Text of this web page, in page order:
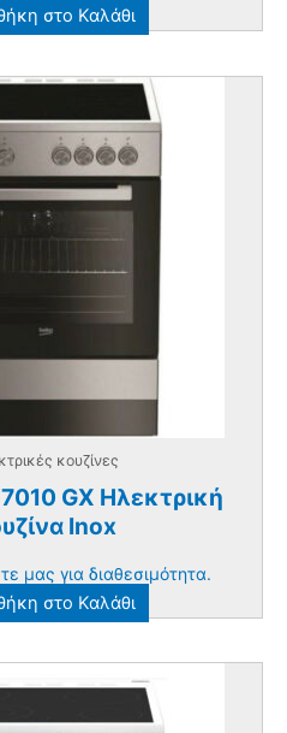
στο Καλάθι
κουζίνες
GX Ηλεκτρική
Inox
μας για διαθεσιμότητα.
στο Καλάθι